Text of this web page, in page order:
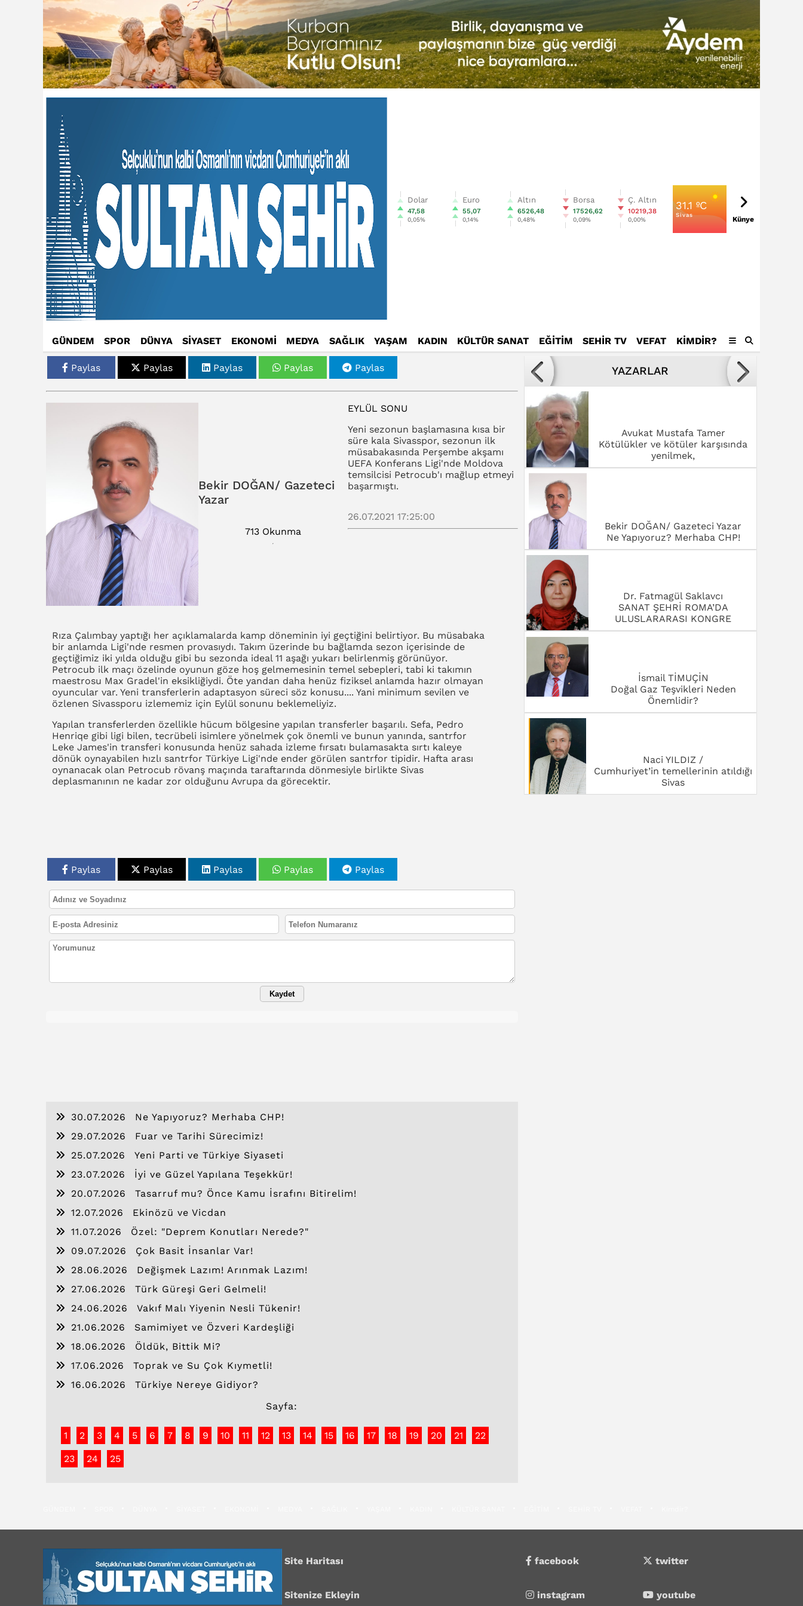
Dolar
47,58
0,05%
Euro
55,07
0,14%
Altın
6526,48
0,48%
Borsa
17526,62
0,09%
Ç. Altın
10219,38
0,00%
31.1 ºC
Sivas
Künye
GÜNDEM SPOR DÜNYA SİYASET EKONOMİ MEDYA SAĞLIK YAŞAM KADIN KÜLTÜR SANAT EĞİTİM SEHİR TV VEFAT KIMDIR?
Paylas Paylas Paylas Paylas Paylas
Bekir DOĞAN/ Gazeteci
Yazar
713 Okunma
EYLÜL SONU
Yeni sezonun başlamasına kısa bir
süre kala Sivasspor, sezonun ilk
müsabakasında Perşembe akşamı
UEFA Konferans Ligi'nde Moldova
temsilcisi Petrocub'ı mağlup etmeyi
başarmıştı.
26.07.2021 17:25:00
Rıza Çalımbay yaptığı her açıklamalarda kamp döneminin iyi geçtiğini belirtiyor. Bu müsabaka
bir anlamda Ligi'nde resmen provasıydı. Takım üzerinde bu bağlamda sezon içerisinde de
geçtiğimiz iki yılda olduğu gibi bu sezonda ideal 11 aşağı yukarı belirlenmiş görünüyor.
Petrocub ilk maçı özelinde oyunun göze hoş gelmemesinin temel sebepleri, tabi ki takımın
maestrosu Max Gradel'in eksikliğiydi. Öte yandan daha henüz fiziksel anlamda hazır olmayan
oyuncular var. Yeni transferlerin adaptasyon süreci söz konusu.... Yani minimum sevilen ve
özlenen Sivassporu izlememiz için Eylül sonunu beklemeliyiz.
Yapılan transferlerden özellikle hücum bölgesine yapılan transferler başarılı. Sefa, Pedro
Henriqe gibi ligi bilen, tecrübeli isimlere yönelmek çok önemli ve bunun yanında, santrfor
Leke James'in transferi konusunda henüz sahada izleme fırsatı bulamasakta sırtı kaleye
dönük oynayabilen hızlı santrfor Türkiye Ligi'nde ender görülen santrfor tipidir. Hafta arası
oynanacak olan Petrocub rövanş maçında taraftarında dönmesiyle birlikte Sivas
deplasmanının ne kadar zor olduğunu Avrupa da görecektir.
Paylas Paylas Paylas Paylas Paylas
Kaydet
30.07.2026
Ne Yapıyoruz? Merhaba CHP!
29.07.2026
Fuar ve Tarihi Sürecimiz!
25.07.2026
Yeni Parti ve Türkiye Siyaseti
23.07.2026
İyi ve Güzel Yapılana Teşekkür!
20.07.2026
Tasarruf mu? Önce Kamu İsrafını Bitirelim!
12.07.2026
Ekinözü ve Vicdan
11.07.2026
Özel: "Deprem Konutları Nerede?"
09.07.2026
Çok Basit İnsanlar Var!
28.06.2026
Değişmek Lazım! Arınmak Lazım!
27.06.2026
Türk Güreşi Geri Gelmeli!
24.06.2026
Vakıf Malı Yiyenin Nesli Tükenir!
21.06.2026
Samimiyet ve Özveri Kardeşliği
18.06.2026
Öldük, Bittik Mi?
17.06.2026
Toprak ve Su Çok Kıymetli!
16.06.2026
Türkiye Nereye Gidiyor?
Sayfa:
1 2 3 4 5 6 7 8 9 10 11 12 13 14 15 16 17 18 19 20 21 22
23 24 25
YAZARLAR
Avukat Mustafa Tamer
Kötülükler ve kötüler karşısında
yenilmek,
Bekir DOĞAN/ Gazeteci Yazar
Ne Yapıyoruz? Merhaba CHP!
SANAT ŞEHRİ ROMA’DA
ULUSLARARASI KONGRE
İsmail TİMUÇİN
Doğal Gaz Teşvikleri Neden
Önemlidir?
Naci YILDIZ /
Cumhuriyet’in temellerinin atıldığı
Sivas
Orhan ARSLAN /Eğitimci -Yazar
BAYRAM YARDIM SEFERBERLİĞİ
Site Haritası
Sitenize Ekleyin
facebook twitter
instagram youtube